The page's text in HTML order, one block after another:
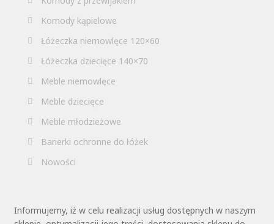
Komody kąpielowe
Łóżeczka niemowlęce 120×60
Łóżeczka dziecięce 140×70
Meble niemowlęce
Meble dziecięce
Meble młodzieżowe
Barierki ochronne do łóżek
Nowości
Informujemy, iż w celu realizacji usług dostępnych w naszym